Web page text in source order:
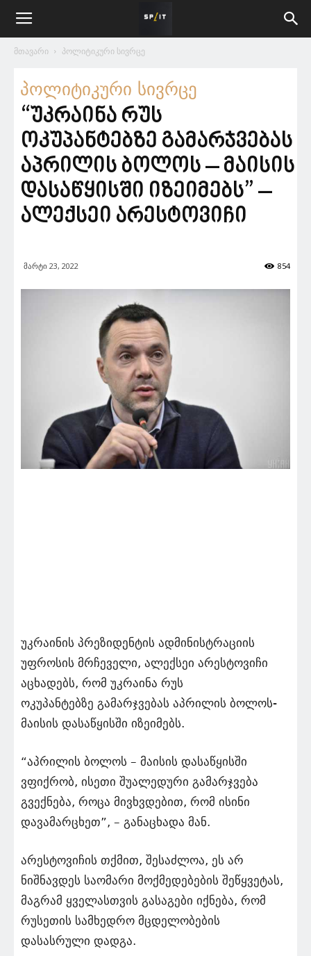
მთავარი პოლიტიკური სივრცე
პოლიტიკური სივრცე
“უკრაინა რუს
ოკუპანტებზე გამარჯვებას
აპრილის ბოლოს – მაისის
დასაწყისში იზეიმებს” –
ალექსეი არესტოვიჩი
მარტი 23, 2022 854
უკრაინის პრეზიდენტის ადმინისტრაციის
უფროსის მრჩეველი, ალექსეი არესტოვიჩი
აცხადებს, რომ უკრაინა რუს
ოკუპანტებზე გამარჯვებას აპრილის ბოლოს-
მაისის დასაწყისში იზეიმებს.
“აპრილის ბოლოს – მაისის დასაწყისში
ვფიქრობ, ისეთი შუალედური გამარჯვება
გვექნება, როცა მივხვდებით, რომ ისინი
დავამარცხეთ”, – განაცხადა მან.
არესტოვიჩის თქმით, შესაძლოა, ეს არ
ნიშნავდეს საომარი მოქმედებების შეწყვეტას,
მაგრამ ყველასთვის გასაგები იქნება, რომ
რუსეთის სამხედრო მცდელობების
დასასრული დადგა.